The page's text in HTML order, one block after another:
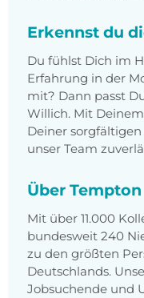
Erkennst du
Du fühlst Dich im
Erfahrung in der
mit? Dann passt
Willich. Mit
Deiner
unser Team
Über Tempton
Mit über 11.000
bundesweit 240
zu den größten
Deutschlands.
Jobsuchende und